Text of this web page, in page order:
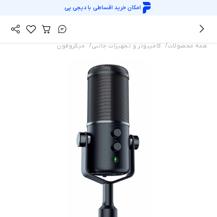
امکان خرید اقساطی بادیجی پی
همه محصولات/ کامپیوتر و تجهیزات جانبی/ میکروفون